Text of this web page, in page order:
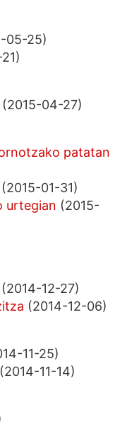
05-25)
(2015-04-27)
patatan
(2015-01-31)
urtegian (2015-
(2014-12-27)
(2014-12-06)
11-25)
(2014-11-14)